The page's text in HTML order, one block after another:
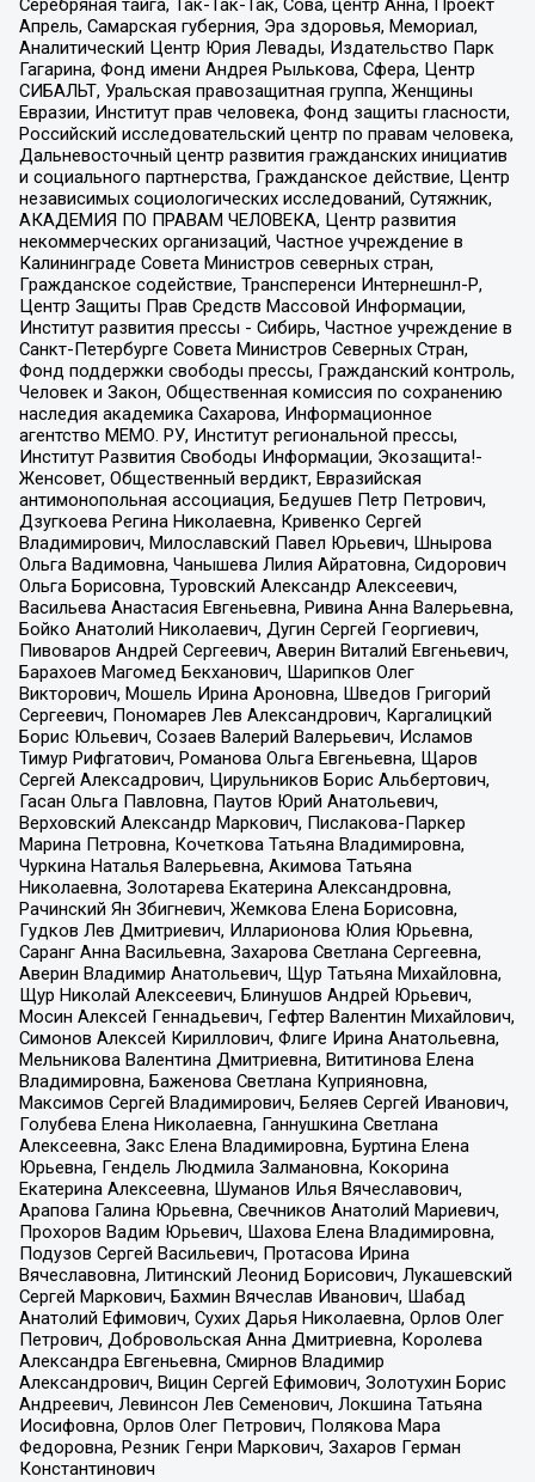
Серебряная тайга, Так-Так-Так, Сова, центр Анна, Проект
Апрель, Самарская губерния, Эра здоровья, Мемориал,
Аналитический Центр Юрия Левады, Издательство Парк
Гагарина, Фонд имени Андрея Рылькова, Сфера, Центр
СИБАЛЬТ, Уральская правозащитная группа, Женщины
Евразии, Институт прав человека, Фонд защиты гласности,
Российский исследовательский центр по правам человека,
Дальневосточный центр развития гражданских инициатив
и социального партнерства, Гражданское действие, Центр
независимых социологических исследований, Сутяжник,
АКАДЕМИЯ ПО ПРАВАМ ЧЕЛОВЕКА, Центр развития
некоммерческих организаций, Частное учреждение в
Калининграде Совета Министров северных стран,
Гражданское содействие, Трансперенси Интернешнл-Р,
Центр Защиты Прав Средств Массовой Информации,
Институт развития прессы - Сибирь, Частное учреждение в
Санкт-Петербурге Совета Министров Северных Стран,
Фонд поддержки свободы прессы, Гражданский контроль,
Человек и Закон, Общественная комиссия по сохранению
наследия академика Сахарова, Информационное
агентство МЕМО. РУ, Институт региональной прессы,
Институт Развития Свободы Информации, Экозащита!-
Женсовет, Общественный вердикт, Евразийская
антимонопольная ассоциация, Бедушев Петр Петрович,
Дзугкоева Регина Николаевна, Кривенко Сергей
Владимирович, Милославский Павел Юрьевич, Шнырова
Ольга Вадимовна, Чанышева Лилия Айратовна, Сидорович
Ольга Борисовна, Туровский Александр Алексеевич,
Васильева Анастасия Евгеньевна, Ривина Анна Валерьевна,
Бойко Анатолий Николаевич, Дугин Сергей Георгиевич,
Пивоваров Андрей Сергеевич, Аверин Виталий Евгеньевич,
Барахоев Магомед Бекханович, Шарипков Олег
Викторович, Мошель Ирина Ароновна, Шведов Григорий
Сергеевич, Пономарев Лев Александрович, Каргалицкий
Борис Юльевич, Созаев Валерий Валерьевич, Исламов
Тимур Рифгатович, Романова Ольга Евгеньевна, Щаров
Сергей Алексадрович, Цирульников Борис Альбертович,
Гасан Ольга Павловна, Паутов Юрий Анатольевич,
Верховский Александр Маркович, Пислакова-Паркер
Марина Петровна, Кочеткова Татьяна Владимировна,
Чуркина Наталья Валерьевна, Акимова Татьяна
Николаевна, Золотарева Екатерина Александровна,
Рачинский Ян Збигневич, Жемкова Елена Борисовна,
Гудков Лев Дмитриевич, Илларионова Юлия Юрьевна,
Саранг Анна Васильевна, Захарова Светлана Сергеевна,
Аверин Владимир Анатольевич, Щур Татьяна Михайловна,
Щур Николай Алексеевич, Блинушов Андрей Юрьевич,
Мосин Алексей Геннадьевич, Гефтер Валентин Михайлович,
Симонов Алексей Кириллович, Флиге Ирина Анатольевна,
Мельникова Валентина Дмитриевна, Вититинова Елена
Владимировна, Баженова Светлана Куприяновна,
Максимов Сергей Владимирович, Беляев Сергей Иванович,
Голубева Елена Николаевна, Ганнушкина Светлана
Алексеевна, Закс Елена Владимировна, Буртина Елена
Юрьевна, Гендель Людмила Залмановна, Кокорина
Екатерина Алексеевна, Шуманов Илья Вячеславович,
Арапова Галина Юрьевна, Свечников Анатолий Мариевич,
Прохоров Вадим Юрьевич, Шахова Елена Владимировна,
Подузов Сергей Васильевич, Протасова Ирина
Вячеславовна, Литинский Леонид Борисович, Лукашевский
Сергей Маркович, Бахмин Вячеслав Иванович, Шабад
Анатолий Ефимович, Сухих Дарья Николаевна, Орлов Олег
Петрович, Добровольская Анна Дмитриевна, Королева
Александра Евгеньевна, Смирнов Владимир
Александрович, Вицин Сергей Ефимович, Золотухин Борис
Андреевич, Левинсон Лев Семенович, Локшина Татьяна
Иосифовна, Орлов Олег Петрович, Полякова Мара
Федоровна, Резник Генри Маркович, Захаров Герман
Константинович